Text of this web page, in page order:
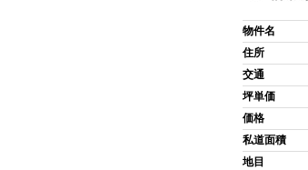
物件名
住所
交通
坪単価
価格
私道面積
地目